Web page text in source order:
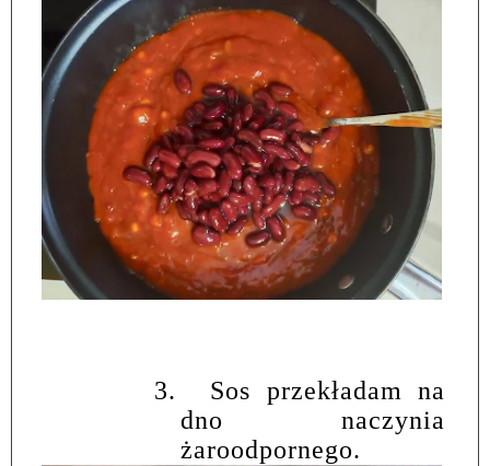
3.
Sos przekładam na
dno naczynia
żaroodpornego.